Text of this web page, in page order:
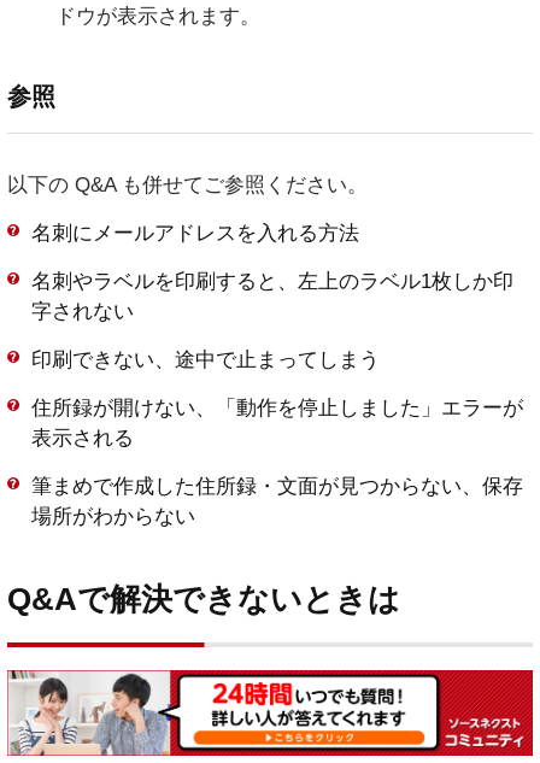
ドウが表示されます。
参照
以下の Q&A も併せてご参照ください。
名刺にメールアドレスを入れる方法
名刺やラベルを印刷すると、左上のラベル1枚しか印
字されない
印刷できない、途中で止まってしまう
住所録が開けない、「動作を停止しました」エラーが
表示される
筆まめで作成した住所録・文面が見つからない、保存
場所がわからない
Q&Aで解決できないときは